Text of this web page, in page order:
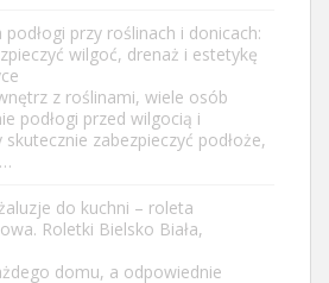
podłogi przy roślinach i donicach:
wilgoć, drenaż i estetykę
z roślinami, wiele osób
podłogi przed wilgocią i
zabezpieczyć podłoże,
do kuchni – roleta
Roletki Bielsko Biała,
domu, a odpowiednie